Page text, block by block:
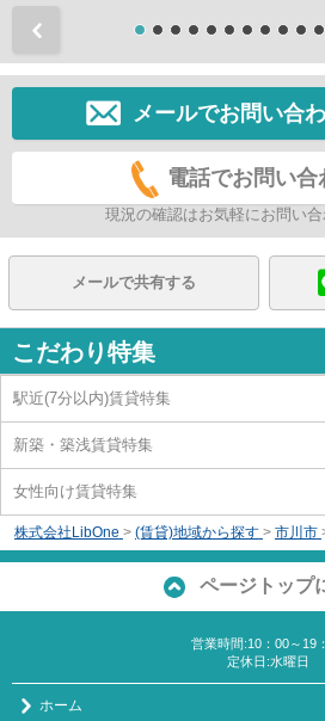
メールでお問い合
電話でお問い合
現況の確認はお気軽にお問い合
メールで共有する
こだわり特集
駅近(7分以内)賃貸特集
新築・築浅賃貸特集
女性向け賃貸特集
株式会社LibOne > (賃貸)地域から探す > 市川市
ページトップ
営業時間:10：00～19
定休日:水曜日
ホーム